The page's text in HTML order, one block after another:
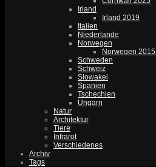
Irland
Irland 2019
Italien
Niederlande
Norwegen
Norwegen 2015
Schweden
Schweiz
Slowakei
Spanien
Tschechien
Ungarn
Natur
Architektur
Tiere
Infrarot
Verschiedenes
Archiv
Tags